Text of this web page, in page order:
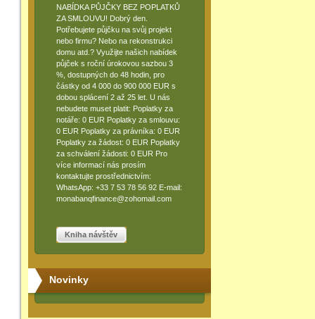
NABÍDKA PŮJČKY BEZ POPLATKŮ
ZA SMLOUVU! Dobrý den.
Potřebujete půjčku na svůj projekt
nebo firmu? Nebo na rekonstrukci
domu atd.? Využijte našich nabídek
půjček s roční úrokovou sazbou 3
%, dostupných do 48 hodin, pro
částky od 4 000 do 900 000 EUR s
dobou splácení 2 až 25 let. U nás
nebudete muset platit: Poplatky za
notáře: 0 EUR Poplatky za smlouvu:
0 EUR Poplatky za právníka: 0 EUR
Poplatky za žádost: 0 EUR Poplatky
za schválení žádosti: 0 EUR Pro
více informací nás prosím
kontaktujte prostřednictvím:
WhatsApp: +33 7 53 78 56 92 E-mail:
monabanqfinance@zohomail.com
Kniha návštěv
Novinky